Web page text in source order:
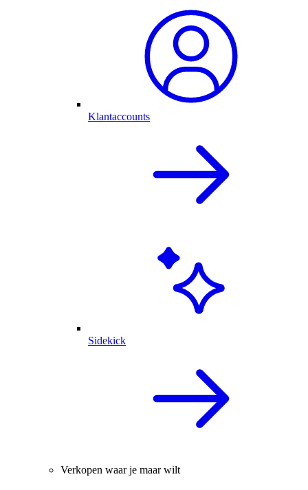
Klantaccounts
Sidekick
Verkopen waar je maar wilt